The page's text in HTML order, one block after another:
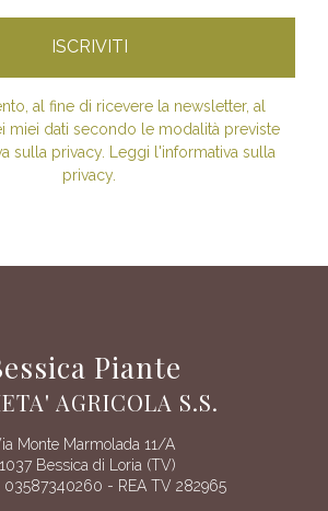
al fine di ricevere la newsletter, al
miei dati secondo le modalità previste
sulla privacy. Leggi l'informativa sulla
privacy.
Piante
AGRICOLA S.S.
Monte Marmolada 11/A
Bessica di Loria (TV)
03587340260 - REA TV 282965